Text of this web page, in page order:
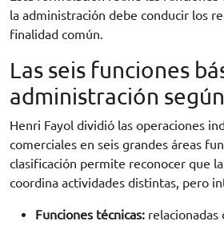
la administración debe conducir los
finalidad común.
Las seis funciones
administración
Henri Fayol dividió las operaciones
comerciales en seis grandes áreas
clasificación permite reconocer que
coordina actividades distintas, pero
Funciones técnicas: relacionadas